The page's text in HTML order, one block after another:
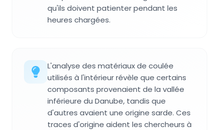
qu'ils doivent patienter pendant les
heures chargées.
L'analyse des matériaux de coulée
utilisés à l'intérieur révèle que certains
composants provenaient de la vallée
inférieure du Danube, tandis que
d'autres avaient une origine sarde. Ces
traces d'origine aident les chercheurs à